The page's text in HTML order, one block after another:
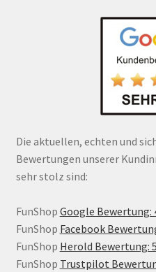
Die aktuellen, echten und
Bewertungen unserer
sehr stolz sind:
FunShop Google Bewertung:
FunShop Facebook
FunShop Herold Bewertung:
FunShop Trustpilot